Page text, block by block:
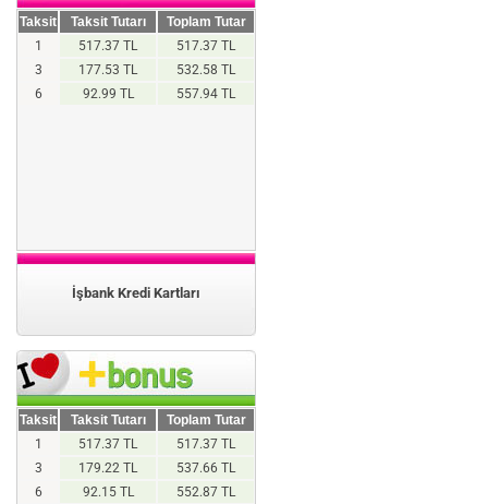
Taksit Taksit Tutarı
Toplam Tutar
1
517.37 TL
517.37 TL
3
177.53 TL
532.58 TL
6
92.99 TL 557.94 TL
İşbank Kredi Kartları
Taksit Taksit Tutarı
Toplam Tutar
1
517.37 TL
517.37 TL
3
179.22 TL
537.66 TL
6
92.15 TL 552.87 TL